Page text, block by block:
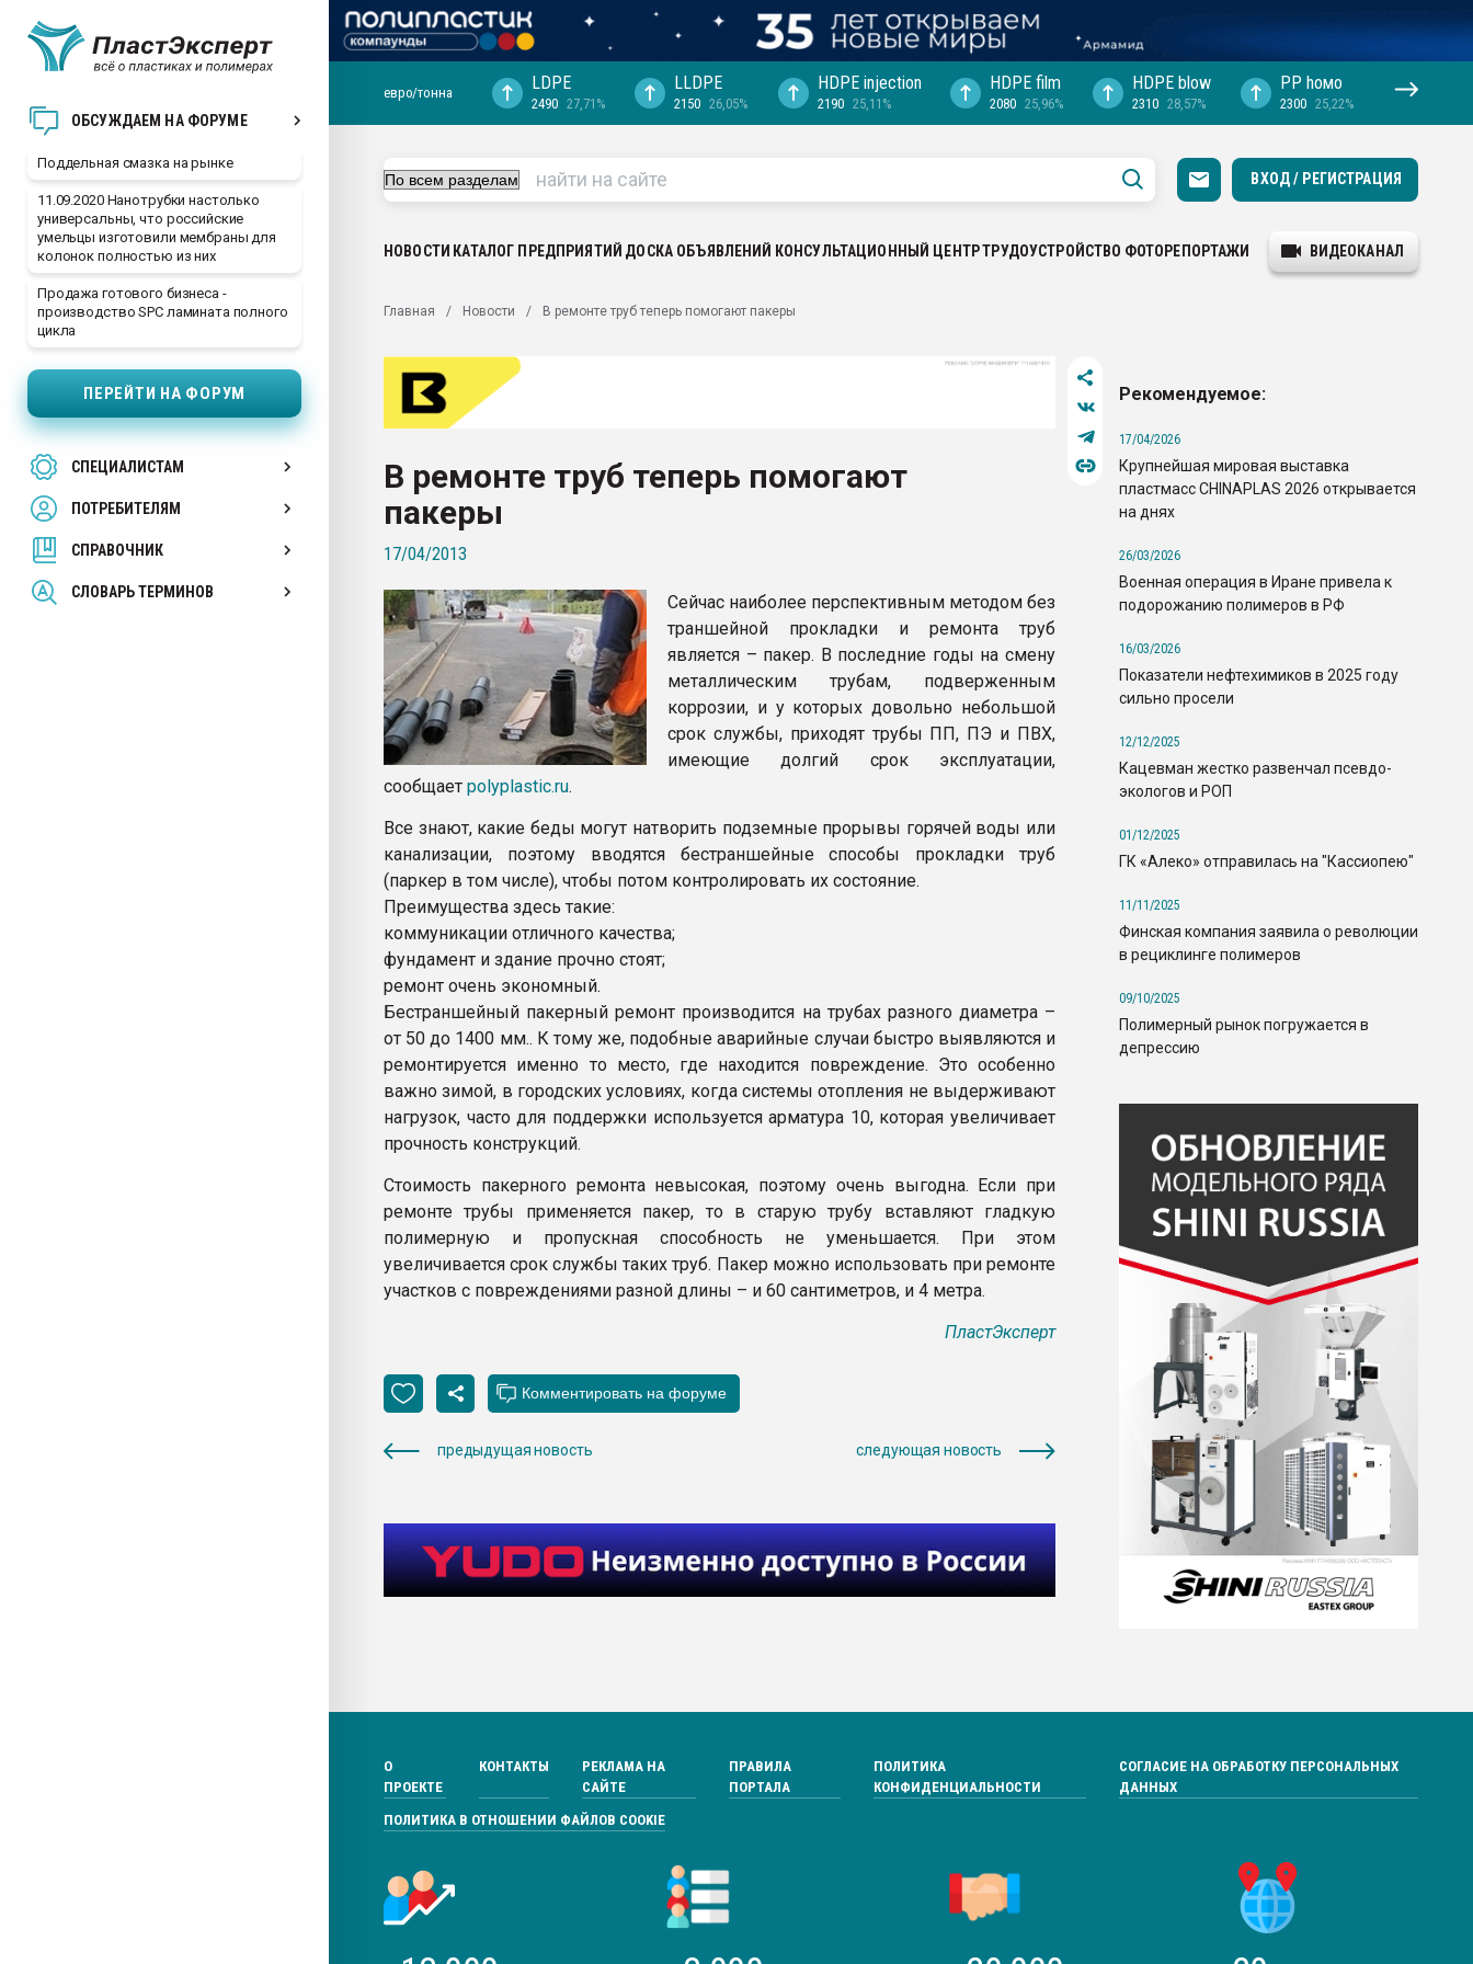
ОБСУЖДАЕМ НА ФОРУМЕ
Поддельная смазка на рынке
11.09.2020 Нанотрубки настолько
универсальны, что российские
умельцы изготовили мембраны для
колонок полностью из них
Продажа готового бизнеса -
производство SPC ламината полного
цикла
ПЕРЕЙТИ НА ФОРУМ
СПЕЦИАЛИСТАМ
ПОТРЕБИТЕЛЯМ
СПРАВОЧНИК
СЛОВАРЬ ТЕРМИНОВ
ближайшее подмосковье, с.-в.
Подмосковье, Москва
первый план в переработке
28.07.2026 "Технониколь" довольна
ситуацией на строительном рынке
Всё, что касается выдува ПЭТ
Материал поверхности пуансона для
Продам отходы Композиция
поликарбоната и АБС-пластика
Armaloy PC/ABS-1IM черный цвет
евро/тонна LDPE
2490 27,71%
LLDPE
2150 26,05%
HDPE injection
2190 25,11%
HDPE film
2080 25,96%
HDPE blow
2310 28,57%
PP hомо
2300 25,22%
ВХОД / РЕГИСТРАЦИЯ
НОВОСТИ КАТАЛОГ ПРЕДПРИЯТИЙ ДОСКА ОБЪЯВЛЕНИЙ КОНСУЛЬТАЦИОННЫЙ ЦЕНТРТРУДОУСТРОЙСТВО ФОТОРЕПОРТАЖИ ВИДЕОКАНАЛ
Главная Новости В ремонте труб теперь помогают пакеры
В ремонте труб теперь помогают
пакеры
17/04/2013
Сейчас наиболее перспективным методом без
траншейной прокладки и ремонта труб
является – пакер. В последние годы на смену
металлическим трубам, подверженным
коррозии, и у которых довольно небольшой
срок службы, приходят трубы ПП, ПЭ и ПВХ,
имеющие долгий срок эксплуатации,
сообщает polyplastic.ru.
Все знают, какие беды могут натворить подземные прорывы горячей воды или
канализации, поэтому вводятся бестраншейные способы прокладки труб
(паркер в том числе), чтобы потом контролировать их состояние.
Преимущества здесь такие:
коммуникации отличного качества;
фундамент и здание прочно стоят;
ремонт очень экономный.
Бестраншейный пакерный ремонт производится на трубах разного диаметра –
от 50 до 1400 мм.. К тому же, подобные аварийные случаи быстро выявляются и
ремонтируется именно то место, где находится повреждение. Это особенно
важно зимой, в городских условиях, когда системы отопления не выдерживают
нагрузок, часто для поддержки используется арматура 10, которая увеличивает
прочность конструкций.
Стоимость пакерного ремонта невысокая, поэтому очень выгодна. Если при
ремонте трубы применяется пакер, то в старую трубу вставляют гладкую
полимерную и пропускная способность не уменьшается. При этом
увеличивается срок службы таких труб. Пакер можно использовать при ремонте
участков с повреждениями разной длины – и 60 сантиметров, и 4 метра.
ПластЭксперт
предыдущая новость следующая новость
Рекомендуемое:
17/04/2026
Крупнейшая мировая выставка
пластмасс CHINAPLAS 2026 открывается
на днях
26/03/2026
Военная операция в Иране привела к
подорожанию полимеров в РФ
16/03/2026
Показатели нефтехимиков в 2025 году
сильно просели
12/12/2025
Кацевман жестко развенчал псевдо-
экологов и РОП
01/12/2025
ГК «Алеко» отправилась на "Кассиопею"
11/11/2025
Финская компания заявила о революции
в рециклинге полимеров
09/10/2025
Полимерный рынок погружается в
депрессию
О
ПРОЕКТЕ
КОНТАКТЫ
РЕКЛАМА НА
САЙТЕ
ПРАВИЛА
ПОРТАЛА
ПОЛИТИКА
КОНФИДЕНЦИАЛЬНОСТИ
СОГЛАСИЕ НА ОБРАБОТКУ ПЕРСОНАЛЬНЫХ
ДАННЫХ
ПОЛИТИКА В ОТНОШЕНИИ ФАЙЛОВ COOKIE